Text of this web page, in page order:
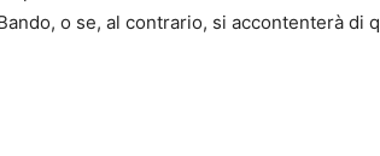
o se, al contrario, si accontenterà di